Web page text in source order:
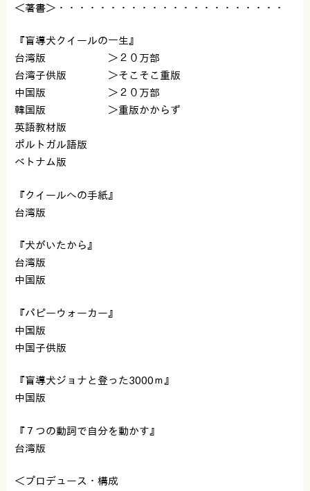
＜著書＞・・・・・・・・・・・・・・・・・・・・・・
『盲導犬クイールの一生』
台湾版 ＞２０万部
台湾子供版 ＞そこそこ重版
中国版 ＞２０万部
韓国版 ＞重版かからず
英語教材版
ポルトガル語版
ベトナム版
『クイールへの手紙』
台湾版
『犬がいたから』
台湾版
中国版
『パピーウォーカー』
中国版
中国子供版
『盲導犬ジョナと登った3000ｍ』
中国版
『７つの動詞で自分を動かす』
台湾版
＜プロデュース・構成